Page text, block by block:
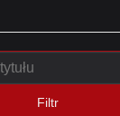
Filtr